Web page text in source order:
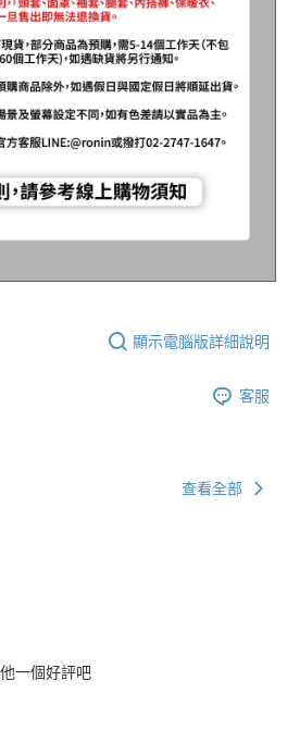
顯示電腦版詳細說明
客服
查看全部
一個好評吧